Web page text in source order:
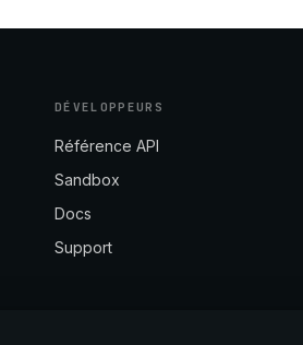
DÉVELOPPEURS
Référence API
Sandbox
Docs
Support